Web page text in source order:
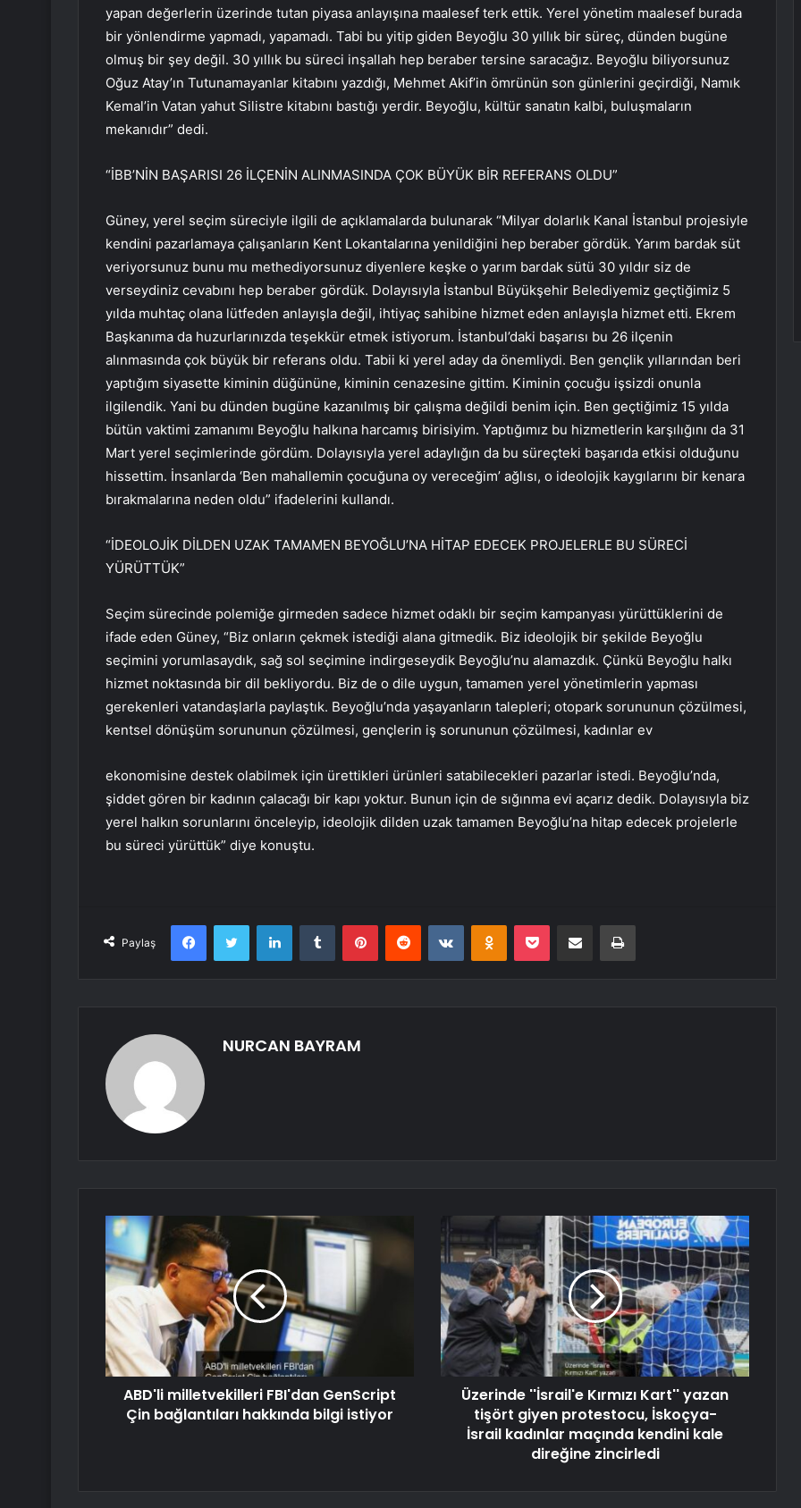
yapan değerlerin üzerinde tutan piyasa anlayışına maalesef terk ettik. Yerel yönetim maalesef burada
bir yönlendirme yapmadı, yapamadı. Tabi bu yitip giden Beyoğlu 30 yıllık bir süreç, dünden bugüne
olmuş bir şey değil. 30 yıllık bu süreci inşallah hep beraber tersine saracağız. Beyoğlu biliyorsunuz
Oğuz Atay’ın Tutunamayanlar kitabını yazdığı, Mehmet Akif’in ömrünün son günlerini geçirdiği, Namık
Kemal’in Vatan yahut Silistre kitabını bastığı yerdir. Beyoğlu, kültür sanatın kalbi, buluşmaların
mekanıdır” dedi.
“İBB’NİN BAŞARISI 26 İLÇENİN ALINMASINDA ÇOK BÜYÜK BİR REFERANS OLDU”
Güney, yerel seçim süreciyle ilgili de açıklamalarda bulunarak “Milyar dolarlık Kanal İstanbul projesiyle
kendini pazarlamaya çalışanların Kent Lokantalarına yenildiğini hep beraber gördük. Yarım bardak süt
veriyorsunuz bunu mu methediyorsunuz diyenlere keşke o yarım bardak sütü 30 yıldır siz de
verseydiniz cevabını hep beraber gördük. Dolayısıyla İstanbul Büyükşehir Belediyemiz geçtiğimiz 5
yılda muhtaç olana lütfeden anlayışla değil, ihtiyaç sahibine hizmet eden anlayışla hizmet etti. Ekrem
Başkanıma da huzurlarınızda teşekkür etmek istiyorum. İstanbul’daki başarısı bu 26 ilçenin
alınmasında çok büyük bir referans oldu. Tabii ki yerel aday da önemliydi. Ben gençlik yıllarından beri
yaptığım siyasette kiminin düğününe, kiminin cenazesine gittim. Kiminin çocuğu işsizdi onunla
ilgilendik. Yani bu dünden bugüne kazanılmış bir çalışma değildi benim için. Ben geçtiğimiz 15 yılda
bütün vaktimi zamanımı Beyoğlu halkına harcamış birisiyim. Yaptığımız bu hizmetlerin karşılığını da 31
Mart yerel seçimlerinde gördüm. Dolayısıyla yerel adaylığın da bu süreçteki başarıda etkisi olduğunu
hissettim. İnsanlarda ‘Ben mahallemin çocuğuna oy vereceğim’ ağlısı, o ideolojik kaygılarını bir kenara
bırakmalarına neden oldu” ifadelerini kullandı.
“İDEOLOJİK DİLDEN UZAK TAMAMEN BEYOĞLU’NA HİTAP EDECEK PROJELERLE BU SÜRECİ
YÜRÜTTÜK”
Seçim sürecinde polemiğe girmeden sadece hizmet odaklı bir seçim kampanyası yürüttüklerini de
ifade eden Güney, “Biz onların çekmek istediği alana gitmedik. Biz ideolojik bir şekilde Beyoğlu
seçimini yorumlasaydık, sağ sol seçimine indirgeseydik Beyoğlu’nu alamazdık. Çünkü Beyoğlu halkı
hizmet noktasında bir dil bekliyordu. Biz de o dile uygun, tamamen yerel yönetimlerin yapması
gerekenleri vatandaşlarla paylaştık. Beyoğlu’nda yaşayanların talepleri; otopark sorununun çözülmesi,
kentsel dönüşüm sorununun çözülmesi, gençlerin iş sorununun çözülmesi, kadınlar ev
ekonomisine destek olabilmek için ürettikleri ürünleri satabilecekleri pazarlar istedi. Beyoğlu’nda,
şiddet gören bir kadının çalacağı bir kapı yoktur. Bunun için de sığınma evi açarız dedik. Dolayısıyla biz
yerel halkın sorunlarını önceleyip, ideolojik dilden uzak tamamen Beyoğlu’na hitap edecek projelerle
bu süreci yürüttük” diye konuştu.
Paylaş
FacebookTwitter LinkedInTumblr PinterestReddit VKontakteOdnoklassniki
Pocket E-Posta ile paylaş Yazdır
NURCAN BAYRAM
ABD'li milletvekilleri FBI'dan GenScript
Çin bağlantıları hakkında bilgi istiyor
Üzerinde ''İsrail'e Kırmızı Kart'' yazan
tişört giyen protestocu, İskoçya-
İsrail kadınlar maçında kendini kale
direğine zincirledi